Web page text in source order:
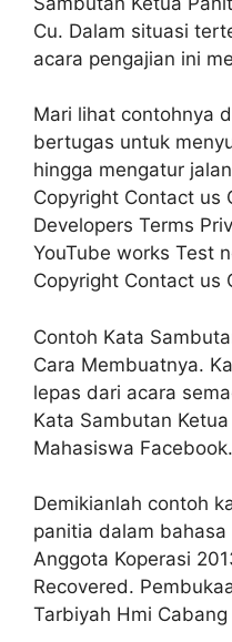
Cu. Dalam situasi
acara pengajian ini
Mari lihat contohnya
bertugas untuk
hingga mengatur
Copyright Contact us
Developers Terms
YouTube works Test
Copyright Contact us
Contoh Kata
Cara Membuatnya.
lepas dari acara
Kata Sambutan
Mahasiswa Facebook.
Demikianlah contoh
panitia dalam
Anggota Koperasi
Recovered.
Tarbiyah Hmi